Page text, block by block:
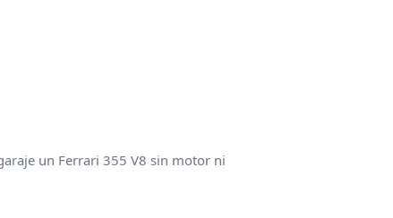
un Ferrari 355 V8 sin motor ni